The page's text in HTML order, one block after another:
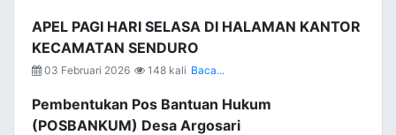
APEL PAGI HARI SELASA DI HALAMAN KANTOR
KECAMATAN SENDURO
03 Februari 2026 148 kali Baca...
Pembentukan Pos Bantuan Hukum
(POSBANKUM) Desa Argosari